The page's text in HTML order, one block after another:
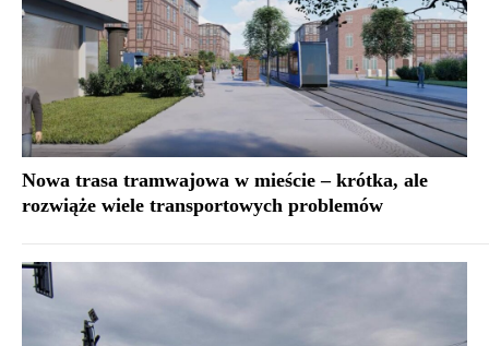
Nowa trasa tramwajowa w mieście – krótka, ale
rozwiąże wiele transportowych problemów